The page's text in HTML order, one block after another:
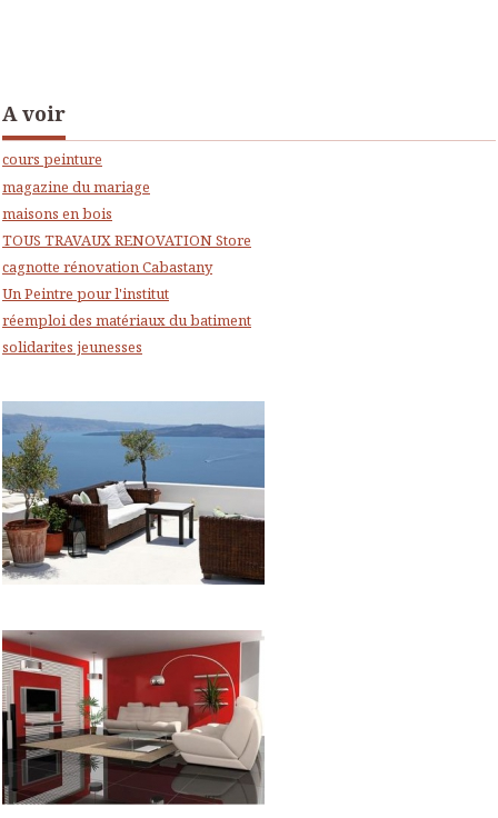
A voir
cours peinture
magazine du mariage
maisons en bois
TOUS TRAVAUX RENOVATION Store
cagnotte rénovation Cabastany
Un Peintre pour l'institut
réemploi des matériaux du batiment
solidarites jeunesses